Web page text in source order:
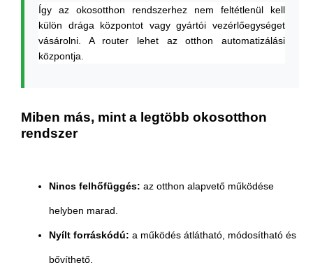
Így az okosotthon rendszerhez nem feltétlenül kell
külön drága központot vagy gyártói vezérlőegységet
vásárolni. A router lehet az otthon automatizálási
központja.
Miben más, mint a legtöbb okosotthon
rendszer
Nincs felhőfüggés: az otthon alapvető működése
helyben marad.
Nyílt forráskódú: a működés átlátható, módosítható és
bővíthető.